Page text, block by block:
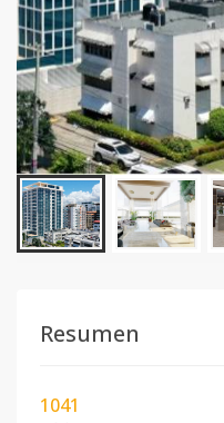
Resumen
1041